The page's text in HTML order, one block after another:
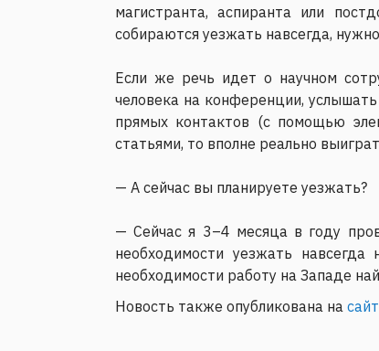
магистранта, аспиранта или
собираются уезжать навсегда,
Если же речь идет о научном
человека на конференции,
прямых контактов (с помощью
статьями, то вполне реально
— А сейчас вы планируете уезжать?
— Сейчас я 3–4 месяца в году
необходимости уезжать
необходимости работу на Западе
Новость также опубликована на